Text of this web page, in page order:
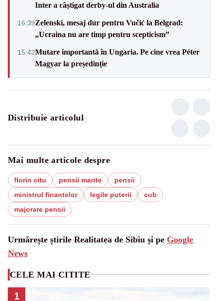
Inter a câștigat derby-ul din Australia
16:39Zelenski, mesaj dur pentru Vučić la Belgrad:
„Ucraina nu are timp pentru scepticism”
15:42Mutare importantă în Ungaria. Pe cine vrea Péter
Magyar la președinție
Distribuie articolul
Mai multe articole despre
florin citu pensii marite
pensii
ministrul finantelor
legile puterii
cub
majorare pensii
Urmărește știrile Realitatea de Sibiu și pe Google
News
CELE MAI CITITE
1